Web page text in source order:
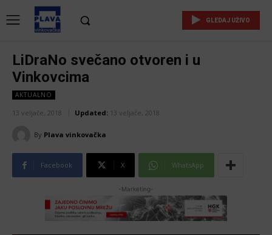
GLEDAJ UŽIVO
LiDraNo svečano otvoren i u
Vinkovcima
AKTUALNO
13 veljače, 2018 Updated: 13 veljače, 2018
By Plava vinkovačka
Facebook X WhatsApp
-Marketing-